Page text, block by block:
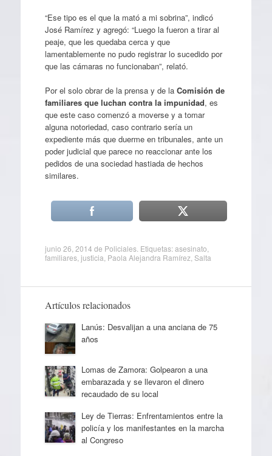
“Ese tipo es el que la mató a mi sobrina”, indicó
José Ramírez y agregó: “Luego la fueron a tirar al
peaje, que les quedaba cerca y que
lamentablemente no pudo registrar lo sucedido por
que las cámaras no funcionaban”, relató.
Por el solo obrar de la prensa y de la Comisión de
familiares que luchan contra la impunidad, es
que este caso comenzó a moverse y a tomar
alguna notoriedad, caso contrario sería un
expediente más que duerme en tribunales, ante un
poder judicial que parece no reaccionar ante los
pedidos de una sociedad hastiada de hechos
similares.
junio 26, 2014 de Policiales. Etiquetas:asesinato
familiares, justicia Paola Alejandra Ramírez, Salta
Artículos relacionados
Lanús: Desvalijan a una anciana de 75
años
Lomas de Zamora: Golpearon a una
embarazada y se llevaron el dinero
recaudado de su local
Ley de Tierras: Enfrentamientos entre la
policía y los manifestantes en la marcha
al Congreso